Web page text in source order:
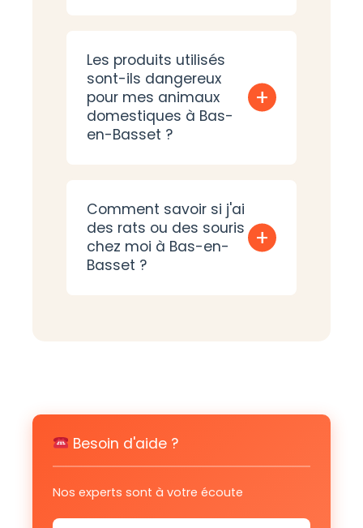
Les produits utilisés
sont-ils dangereux
pour mes animaux
domestiques à Bas-
en-Basset ?
+
Comment savoir si j'ai
des rats ou des souris
chez moi à Bas-en-
Basset ?
+
Besoin d'aide ?
Nos experts sont à votre écoute